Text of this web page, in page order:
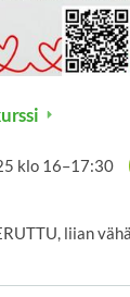
klo 16–17:30
liian